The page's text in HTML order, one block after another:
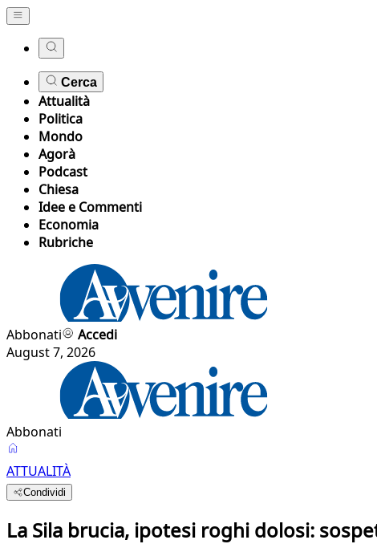
Cerca
Attualità
Politica
Mondo
Agorà
Podcast
Chiesa
Idee e Commenti
Economia
Rubriche
Abbonati
Accedi
August 7, 2026
Abbonati
ATTUALITÀ
Condividi
La Sila brucia, ipotesi roghi dolosi: